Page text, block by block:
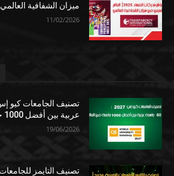
ميزان الشفافية العالمي
11/02/2026
عربية بين أفضل 1000 جامعة في العالم
19/06/2026